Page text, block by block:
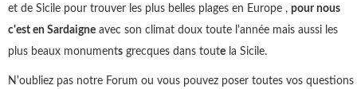
et de Sicile pour trouver les plus belles plages en Europe , pour nous
c'est en Sardaigne avec son climat doux toute l'année mais aussi les
plus beaux monuments grecques dans toute la Sicile.
N'oubliez pas notre Forum ou vous pouvez poser toutes vos questions